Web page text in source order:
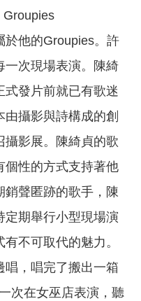
Groupies
於他的Groupies。許
一次現場表演。陳綺
式發片前就已有歌迷
攝影與詩構成的創
攝影展。陳綺貞的歌
個性的方式支持著他
銷聲匿跡的歌手，陳
定期舉行小型現場演
不可取代的魅力。
唱，唱完了搬出一箱
次在女巫店表演，聽